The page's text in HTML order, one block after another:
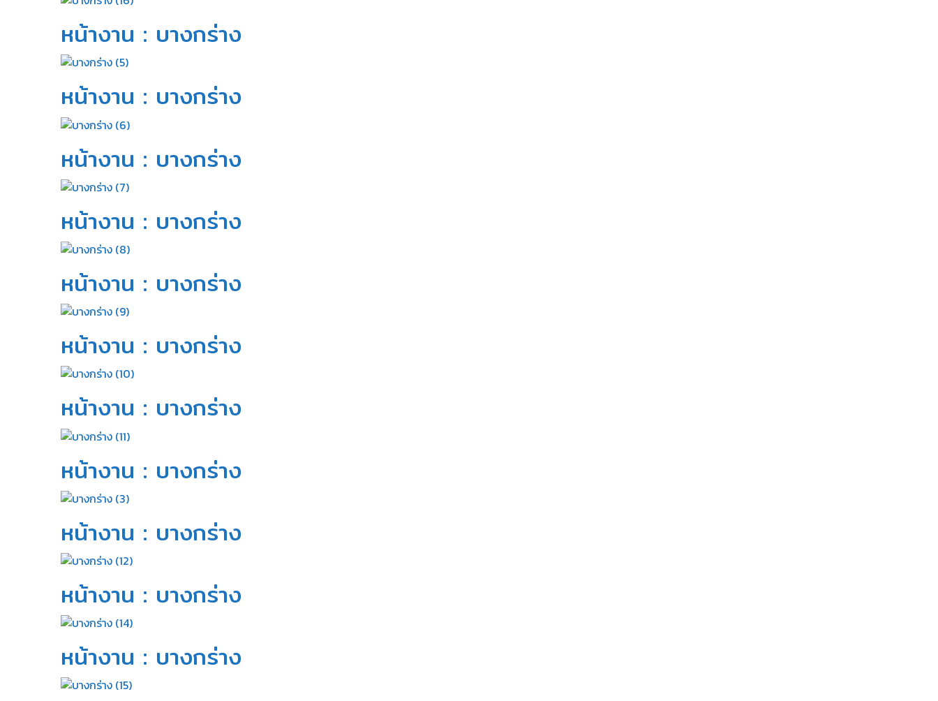
หน้างาน : บางกร่าง​
หน้างาน : บางกร่าง​
หน้างาน : บางกร่าง​
หน้างาน : บางกร่าง​
หน้างาน : บางกร่าง​
หน้างาน : บางกร่าง​
หน้างาน : บางกร่าง​
หน้างาน : บางกร่าง​
หน้างาน : บางกร่าง​
หน้างาน : บางกร่าง​
หน้างาน : บางกร่าง​